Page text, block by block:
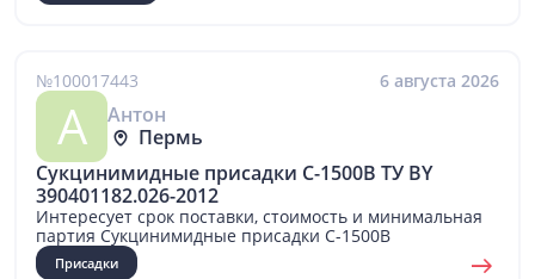
А
Антон
Пермь
6 августа 2026
№100017443
Сукцинимидные присадки С-1500В ТУ BY
390401182.026-2012
Интересует срок поставки, стоимость и минимальная
партия Сукцинимидные присадки С-1500В
Присадки